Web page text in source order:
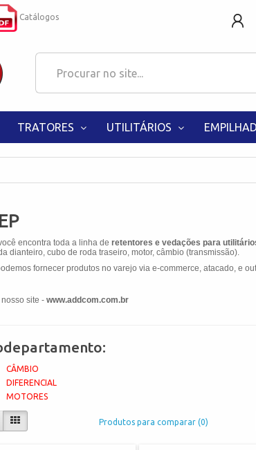
Catálogos
TRATORES UTILITÁRIOS
encontra toda a linha de retentores e vedações para
dianteiro, cubo de roda traseiro, motor, câmbio (transmissão).
fornecer produtos no varejo via e-commerce, atacado, e
site - www.addcom.com.br
CÂMBIO
DIFERENCIAL
MOTORES
Produtos para comparar (0)